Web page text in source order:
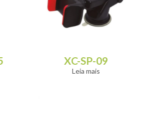
XC-SP-09
Leia mais